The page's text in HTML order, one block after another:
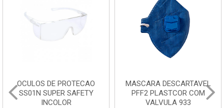
OCULOS DE PROTECAO
SS01N SUPER SAFETY
INCOLOR
MASCARA DESCARTAVEL
PFF2 PLASTCOR COM
VALVULA 933